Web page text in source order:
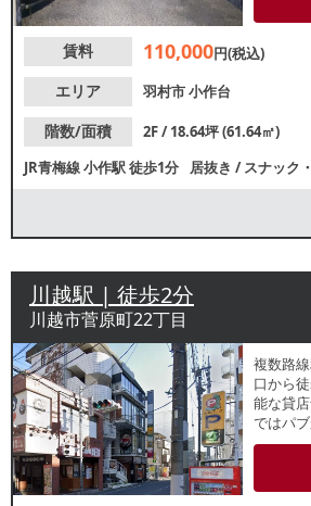
ンター
にもおす
賃料 110,000円(税込)
エリア
羽村市小作台
階数/面積
2F / 18.64坪 (61.64㎡)
JR青梅線小作駅徒歩1分 居抜き /スナック
川越駅 | 徒歩2分
川越市菅原町22丁目
複数路
口から
能な貸
ではパ
引渡時
してい
可能！